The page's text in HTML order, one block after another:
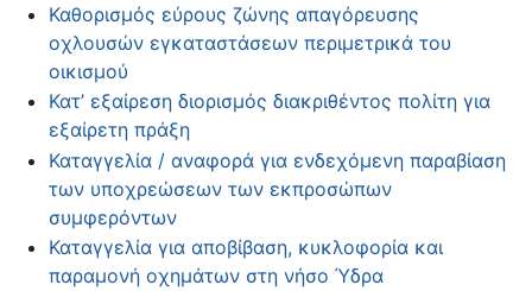
Καθορισμός εύρους ζώνης απαγόρευσης
οχλουσών εγκαταστάσεων περιμετρικά του
οικισμού
Κατ’ εξαίρεση διορισμός διακριθέντος πολίτη για
εξαίρετη πράξη
Καταγγελία / αναφορά για ενδεχόμενη παραβίαση
των υποχρεώσεων των εκπροσώπων
συμφερόντων
Καταγγελία για αποβίβαση, κυκλοφορία και
παραμονή οχημάτων στη νήσο Ύδρα